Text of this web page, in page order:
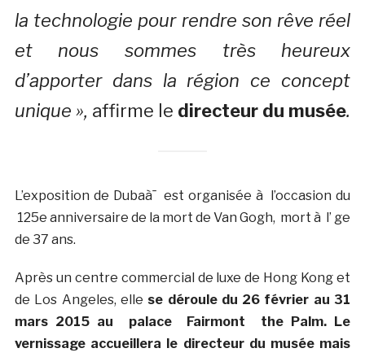
la technologie pour rendre son rêve réel
et nous sommes très heureux
d’apporter dans la région ce concept
unique », affirme le directeur du musée.
L’exposition de Dubaà¯ est organisée à l’occasion du
125e anniversaire de la mort de Van Gogh, mort à l’ ge
de 37 ans.
Après un centre commercial de luxe de Hong Kong et
de Los Angeles, elle se déroule du 26 février au 31
mars 2015 au palace
Fairmont
the Palm. Le
vernissage accueillera le directeur du musée mais